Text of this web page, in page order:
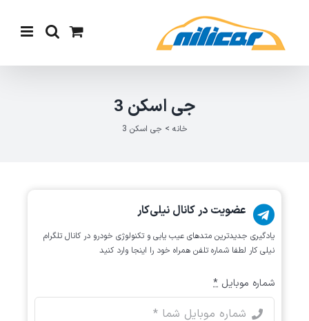
content
جی اسکن 3
خانه > جی اسکن 3
عضویت در کانال نیلی‌کار
یادگیری جدیدترین متد‌های عیب یابی‌ و تکنولوژی خودرو در کانال تلگرام
نیلی کار لطفا شماره تلفن همراه خود را اینجا وارد کنید
شماره موبایل *